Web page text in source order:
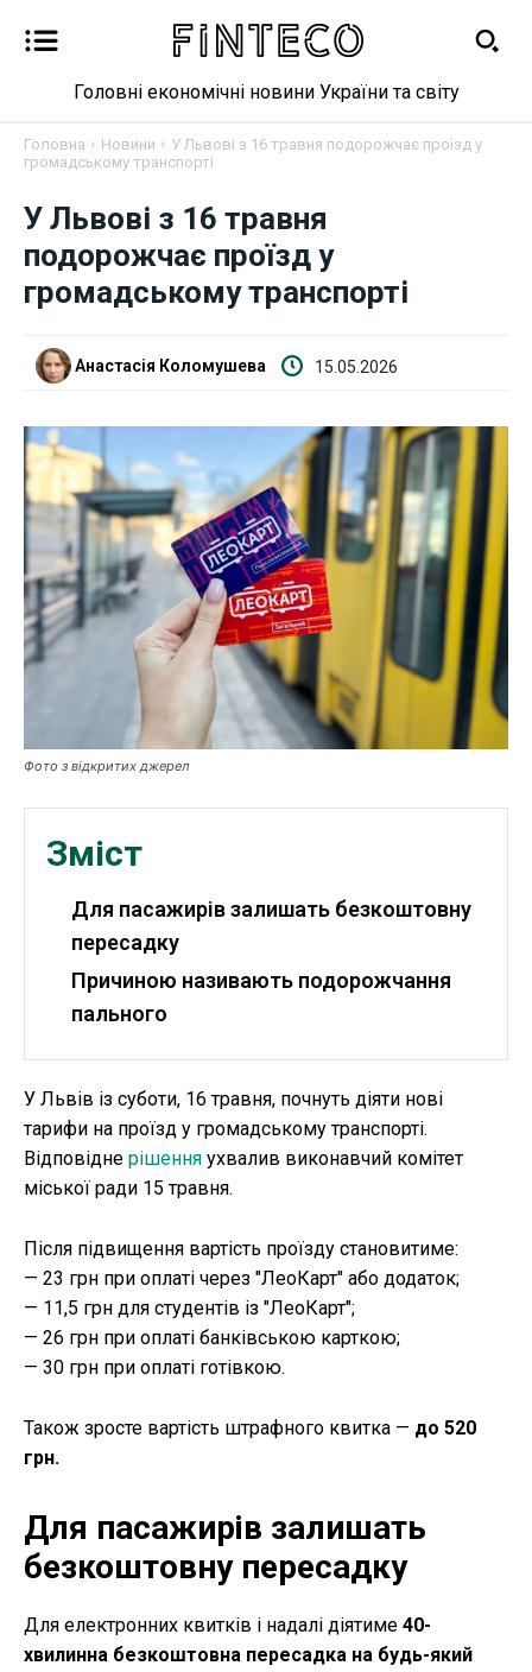
Новини
Бізнес
Криптовалюта
Робота і освіта
Публікації
ФОП
Курс валют
Головні економічні новини України та світу
Головна Новини
У Львові з 16 травня подорожчає проїзд у
громадському транспорті
У Львові з 16 травня
подорожчає проїзд у
громадському транспорті
Анастасія Коломушева 15.05.2026
Фото з відкритих джерел
Зміст
Для пасажирів залишать безкоштовну
пересадку
Причиною називають подорожчання
пального
У Львів із суботи, 16 травня, почнуть діяти нові
тарифи на проїзд у громадському транспорті.
Відповідне рішення ухвалив виконавчий комітет
міської ради 15 травня.
Після підвищення вартість проїзду становитиме:
— 23 грн при оплаті через "ЛеоКарт" або додаток;
— 11,5 грн для студентів із "ЛеоКарт";
— 26 грн при оплаті банківською карткою;
— 30 грн при оплаті готівкою.
Також зросте вартість штрафного квитка — до 520
грн.
Для пасажирів залишать
безкоштовну пересадку
Для електронних квитків і надалі діятиме 40-
хвилинна безкоштовна пересадка на будь-який